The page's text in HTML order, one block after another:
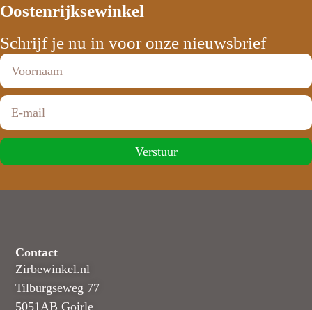
Oostenrijksewinkel
Schrijf je nu in voor onze nieuwsbrief
Verstuur
Contact
Zirbewinkel.nl
Tilburgseweg 77
5051AB Goirle